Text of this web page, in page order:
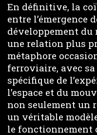
En définitive, la
entre l’émergence
développement du
une relation plus
métaphore
ferroviaire, avec
spécifique de
l’espace et du
non seulement un
un véritable
le fonctionnement